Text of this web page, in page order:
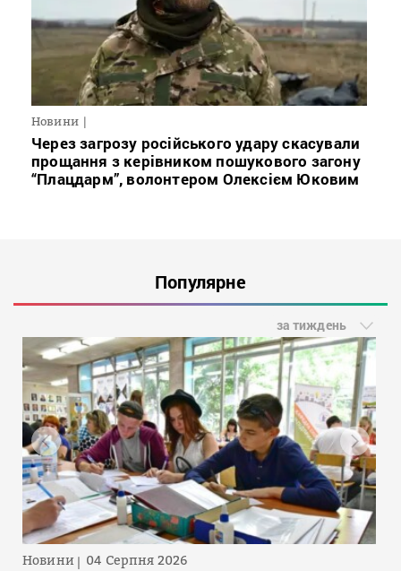
Новини
Через загрозу російського удару скасували
прощання з керівником пошукового загону
“Плацдарм”, волонтером Олексієм Юковим
Популярне
за тиждень
Новини 04 Серпня 2026